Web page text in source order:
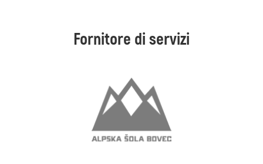
Fornitore di servizi